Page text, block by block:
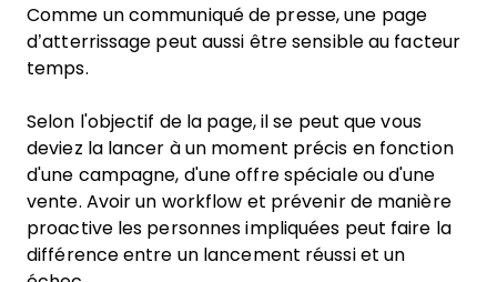
Comme un communiqué de presse, une page
d’atterrissage peut aussi être sensible au facteur
temps.
Selon l'objectif de la page, il se peut que vous
deviez la lancer à un moment précis en fonction
d'une campagne, d'une offre spéciale ou d'une
vente. Avoir un workflow et prévenir de manière
proactive les personnes impliquées peut faire la
différence entre un lancement réussi et un